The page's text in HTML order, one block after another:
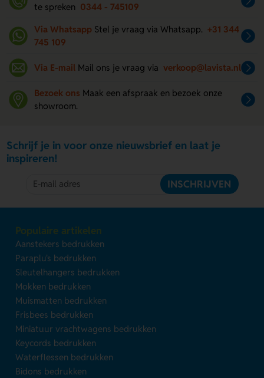
te spreken 0344 - 745109
Via Whatsapp Stel je vraag via Whatsapp. +31 344
745 109
Via E-mail Mail ons je vraag via verkoop@lavista.nl
Bezoek ons Maak een afspraak en bezoek onze
showroom.
Schrijf je in voor onze nieuwsbrief en laat je
inspireren!
INSCHRIJVEN
Populaire artikelen
Aanstekers bedrukken
Paraplu's bedrukken
Sleutelhangers bedrukken
Mokken bedrukken
Muismatten bedrukken
Frisbees bedrukken
Miniatuur vrachtwagens bedrukken
Keycords bedrukken
Waterflessen bedrukken
Bidons bedrukken